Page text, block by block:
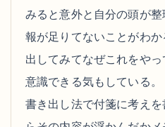
みると意外と自分の頭が
報が足りてないことがわ
出してみてなぜこれをや
意識できる気もしている。
書き出し法で付箋に考え